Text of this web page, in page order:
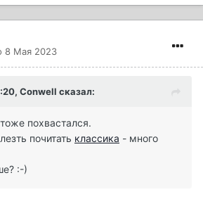
8 Мая 2023
Conwell сказал:
похвастался.
почитать классика - много
:-)